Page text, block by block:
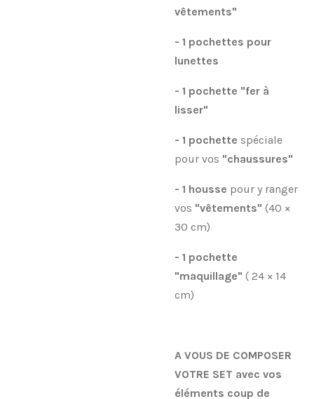
vêtements"
- 1 pochettes pour
lunettes
- 1 pochette "fer à
lisser"
- 1 pochette spéciale
pour vos "chaussures"
- 1 housse pour y ranger
vos "vêtements" (40 ×
30 cm)
- 1 pochette
"maquillage" ( 24 × 14
cm)
A VOUS DE COMPOSER
VOTRE SET avec vos
éléments coup de